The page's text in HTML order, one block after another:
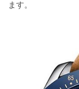
ます。